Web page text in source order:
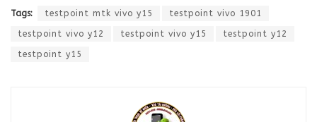
Tags: testpoint mtk vivo y15 testpoint vivo 1901
testpoint vivo y12 testpoint vivo y15 testpoint y12
testpoint y15